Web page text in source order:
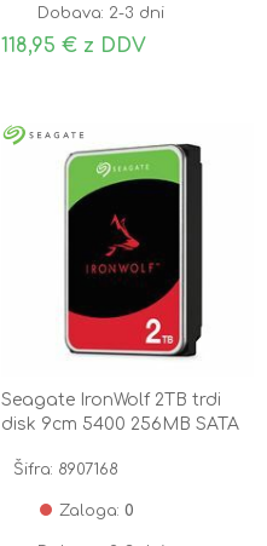
Dobava: 2-3 dni
118,95 € z DDV
Seagate IronWolf 2TB trdi
disk 9cm 5400 256MB SATA
Šifra: 8907168
Zaloga: 0